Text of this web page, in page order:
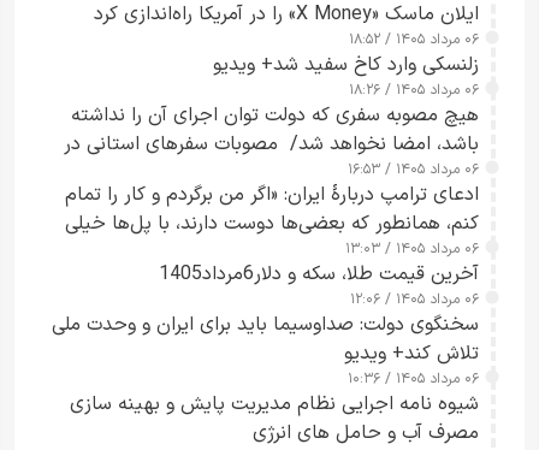
ایلان ماسک «X Money» را در آمریکا راه‌اندازی کرد
۰۶ مرداد ۱۴۰۵ / ۱۸:۵۲
زلنسکی وارد کاخ سفید شد+ ویدیو
۰۶ مرداد ۱۴۰۵ / ۱۸:۲۶
هیچ مصوبه سفری که دولت توان اجرای آن را نداشته
باشد، امضا نخواهد شد/ مصوبات سفرهای استانی در
چارچوب قانون بودجه است+ عکس
۰۶ مرداد ۱۴۰۵ / ۱۶:۵۳
ادعای ترامپ دربارهٔ ایران: «اگر من برگردم و کار را تمام
کنم، همانطور که بعضی‌ها دوست دارند، با پل‌ها خیلی
راحت می‌توانم بیشتر پل‌هایشان را در کمتر از یک
ساعت از بین ببرم+ ویدیو
۰۶ مرداد ۱۴۰۵ / ۱۳:۰۳
آخرین قیمت طلا، سکه و دلار6مرداد1405
۰۶ مرداد ۱۴۰۵ / ۱۲:۰۶
سخنگوی دولت: صداوسیما باید برای ایران و وحدت ملی
تلاش کند+ ویدیو
۰۶ مرداد ۱۴۰۵ / ۱۰:۳۶
شیوه نامه اجرایی نظام مدیریت پایش و بهینه سازی
مصرف آب و حامل های انرژی